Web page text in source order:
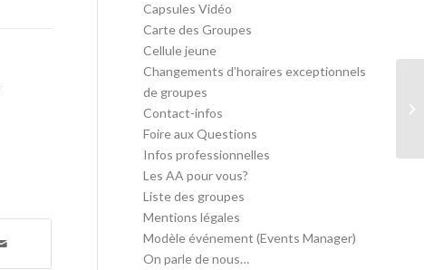
Capsules Vidéo
Carte des Groupes
Cellule jeune
Changements d’horaires exceptionnels
de groupes
Contact-infos
Foire aux Questions
Infos professionnelles
Les AA pour vous?
Liste des groupes
Mentions légales
Modèle événement (Events Manager)
On parle de nous…